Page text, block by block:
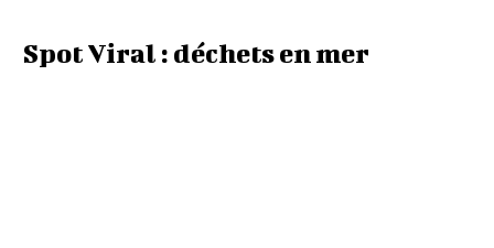
Spot Viral : déchets en mer